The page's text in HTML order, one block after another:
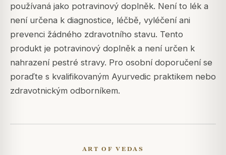
používaná jako potravinový doplněk. Není to lék a
není určena k diagnostice, léčbě, vyléčení ani
prevenci žádného zdravotního stavu. Tento
produkt je potravinový doplněk a není určen k
nahrazení pestré stravy. Pro osobní doporučení se
poraďte s kvalifikovaným Ayurvedic praktikem nebo
zdravotnickým odborníkem.
ART OF VEDAS